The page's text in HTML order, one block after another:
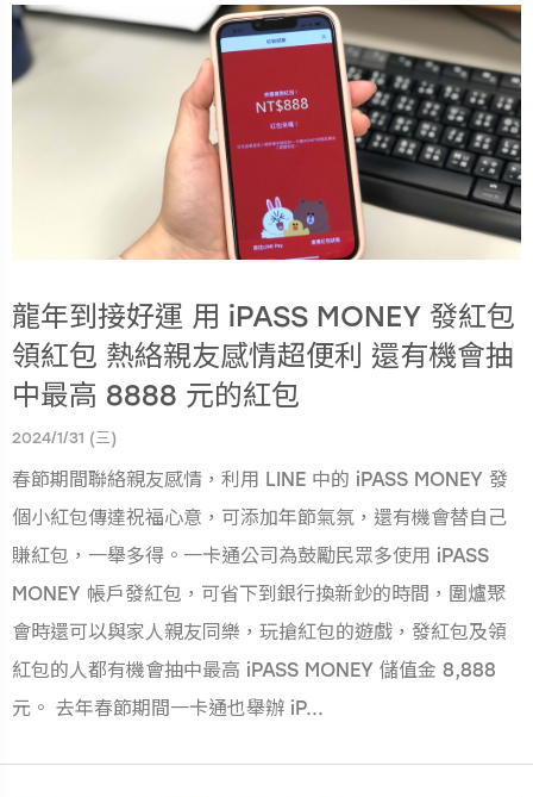
龍年到接好運 用 iPASS MONEY 發紅包
領紅包 熱絡親友感情超便利 還有機會抽
中最高 8888 元的紅包
2024/1/31 (三)
春節期間聯絡親友感情，利用 LINE 中的 iPASS MONEY 發
個小紅包傳達祝福心意，可添加年節氣氛，還有機會替自己
賺紅包，一舉多得。一卡通公司為鼓勵民眾多使用 iPASS
MONEY 帳戶發紅包，可省下到銀行換新鈔的時間，圍爐聚
會時還可以與家人親友同樂，玩搶紅包的遊戲，發紅包及領
紅包的人都有機會抽中最高 iPASS MONEY 儲值金 8,888
元。 去年春節期間一卡通也舉辦 iP...